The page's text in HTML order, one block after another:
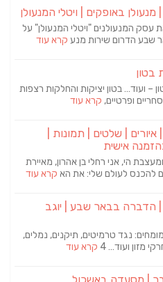
באופקים | ויטלי המנעולן
את עסק המנעולנים "ויטלי המנעולן" על
שבע הדרום שירות מנע קרא עוד
בטון
– ועוד… בטון יציקות והחלקות רצפות
ופרטיים, קרא עוד
סטודיו Fine lines | איורים | שלטים | תמונות |
אישית
הי, אני רחלי בן אהרון, מאיירת
להכנס לעולם שלי: את הא קרא עוד
הדברה בבאר שבע | יוגב
נגד טרמיטים, תיקנים, נמלים,
מזון ועוד… 4
קרא עוד